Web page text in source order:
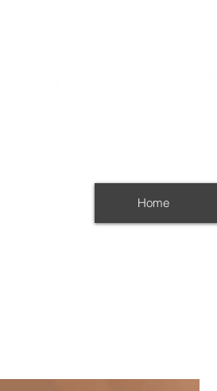
Home